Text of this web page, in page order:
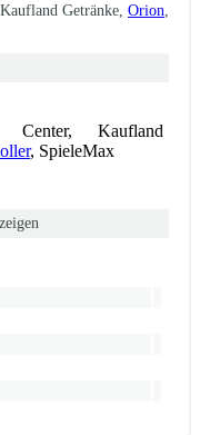
Getränke, Orion
Kaufland
, SpieleMax